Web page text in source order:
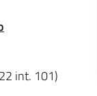
int. 101)